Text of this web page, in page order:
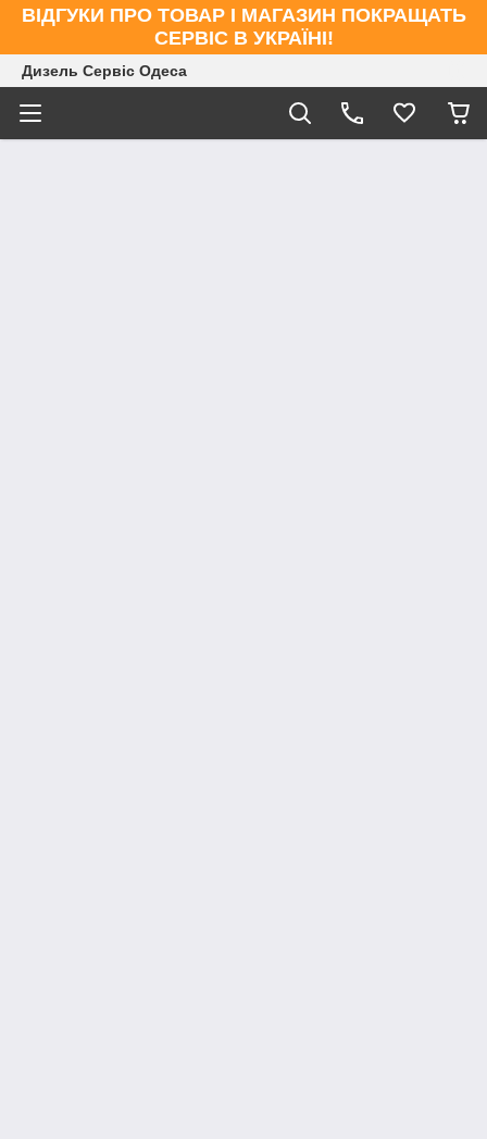
ВІДГУКИ ПРО ТОВАР І МАГАЗИН ПОКРАЩАТЬ
СЕРВІС В УКРАЇНІ!
Дизель Сервіс Одеса